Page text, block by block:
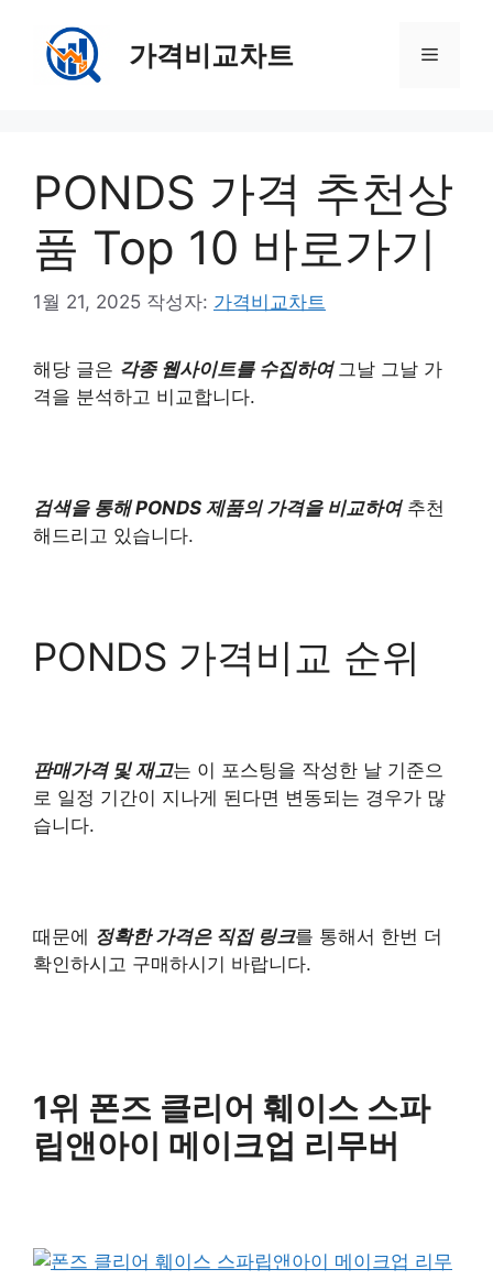
가격비교차트 메
PONDS 가격 추천상
품 Top 10 바로가기
1월 21, 2025 작성자: 가격비교차트
해당 글은 각종 웹사이트를 수집하여 그날 그날 가
격을 분석하고 비교합니다.
검색을 통해 PONDS 제품의 가격을 비교하여추천
해드리고 있습니다.
PONDS 가격비교 순위
판매가격 및 재고는 이 포스팅을 작성한 날 기준으
로 일정 기간이 지나게 된다면 변동되는 경우가 많
습니다.
때문에 정확한 가격은 직접 링크를 통해서 한번 더
확인하시고 구매하시기 바랍니다.
1위 폰즈 클리어 훼이스 스파
립앤아이 메이크업 리무버